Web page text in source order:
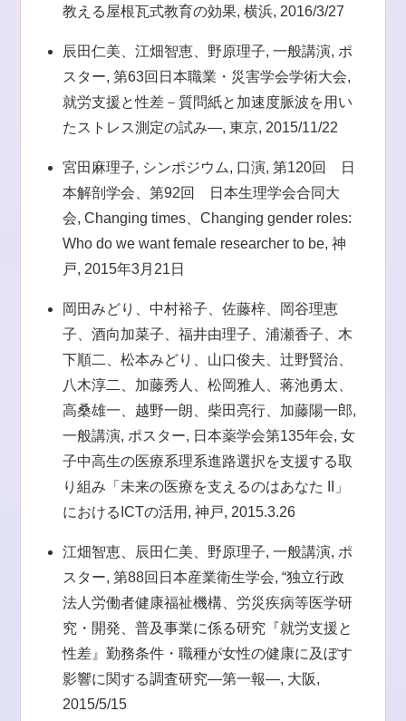
教える屋根瓦式教育の効果, 横浜, 2016/3/27
辰田仁美、江畑智恵、野原理子, 一般講演, ポ
スター, 第63回日本職業・災害学会学術大会,
就労支援と性差－質問紙と加速度脈波を用い
たストレス測定の試み―, 東京, 2015/11/22
宮田麻理子, シンポジウム, 口演, 第120回 日
本解剖学会、第92回 日本生理学会合同大
会, Changing times、Changing gender roles:
Who do we want female researcher to be, 神
戸, 2015年3月21日
岡田みどり、中村裕子、佐藤梓、岡谷理恵
子、酒向加菜子、福井由理子、浦瀬香子、木
下順二、松本みどり、山口俊夫、辻野賢治、
八木淳二、加藤秀人、松岡雅人、蒋池勇太、
高桑雄一、越野一朗、柴田亮行、加藤陽一郎,
一般講演, ポスター, 日本薬学会第135年会, 女
子中高生の医療系理系進路選択を支援する取
り組み「未来の医療を支えるのはあなた II」
におけるICTの活用, 神戸, 2015.3.26
江畑智恵、辰田仁美、野原理子, 一般講演, ポ
スター, 第88回日本産業衛生学会, “独立行政
法人労働者健康福祉機構、労災疾病等医学研
究・開発、普及事業に係る研究『就労支援と
性差』勤務条件・職種が女性の健康に及ぼす
影響に関する調査研究—第一報—, 大阪,
2015/5/15